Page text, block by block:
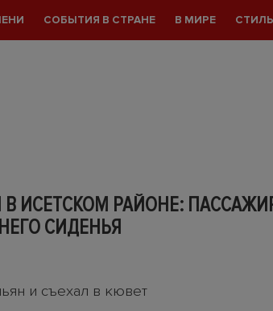
СОБЫТИЯ В СТРАНЕ В МИРЕ
ИСЕТСКОМ РАЙОНЕ:
СИДЕНЬЯ
и съехал в кювет